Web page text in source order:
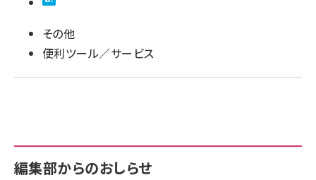
その他
便利ツール／サービス
編集部からのおしらせ